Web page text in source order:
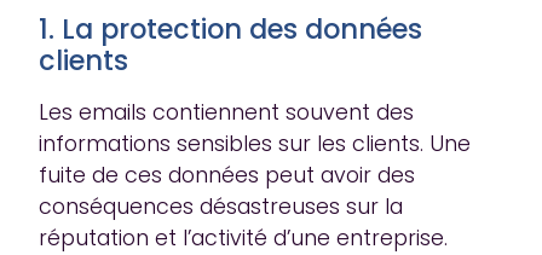
1. La protection des données
clients
Les emails contiennent souvent des
informations sensibles sur les clients. Une
fuite de ces données peut avoir des
conséquences désastreuses sur la
réputation et l’activité d’une entreprise.